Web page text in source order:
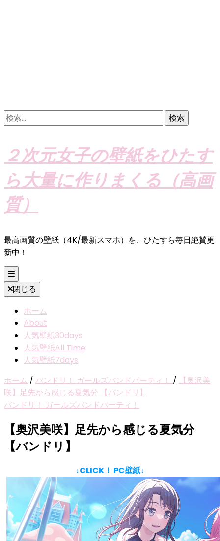
検
索:
２次元女子の壁紙をひたす
ら大量に作りまくる（高画
質）
最高画質の壁紙（4K/最新スマホ）を、ひたすら毎日絶賛更
新中！
閉じる
ホーム
About
人気壁紙30days
人気壁紙All Time
人気壁紙7days
ホーム / バンドリ！ ガールズバンドパーティ！ /
【奥沢美
咲】足先から感じる夏気分 【バンドリ】
バンドリ！ ガールズバンドパーティ！
【奥沢美咲】足先から感じる夏気分
【バンドリ】
↓CLICK！ PC壁紙↓